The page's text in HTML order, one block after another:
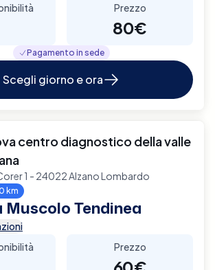
Prezzo
80€
Pagamento in sede
Scegli giorno e ora
centro diagnostico della valle
1 - 24022 Alzano Lombardo
km
Tendinea
Prezzo